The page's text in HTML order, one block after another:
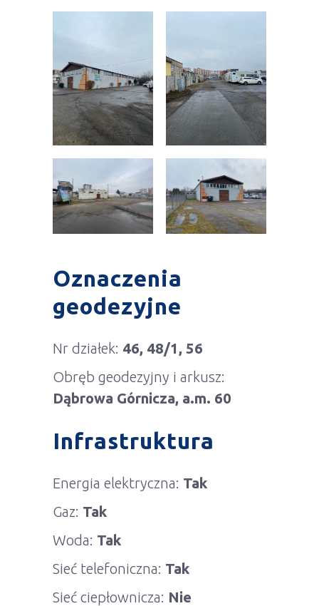
Oznaczenia
geodezyjne
Nr działek: 46, 48/1, 56
Obręb geodezyjny i arkusz:
Dąbrowa Górnicza, a.m. 60
Infrastruktura
Energia elektryczna: Tak
Gaz: Tak
Woda: Tak
Sieć telefoniczna: Tak
Sieć ciepłownicza: Nie